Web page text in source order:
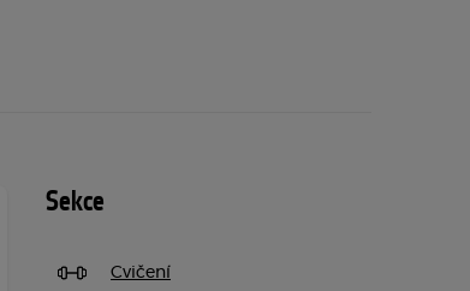
Sekce
Cvičení